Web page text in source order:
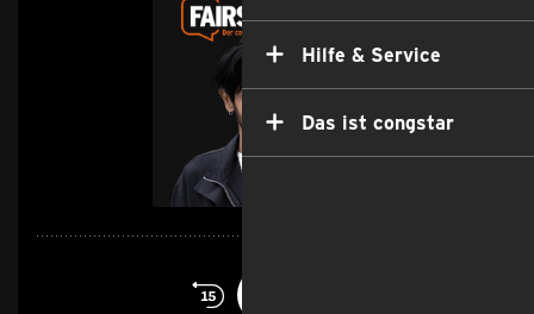
Hilfe & Service
Das ist congstar